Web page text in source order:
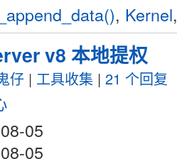
, Kernel
v8 本地提权
仔 | 工具收集 | 21 个回复
05
05